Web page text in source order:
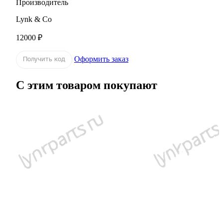
Производитель
Lynk & Co
12000 ₽
Получить код Оформить заказ
С этим товаром покупают